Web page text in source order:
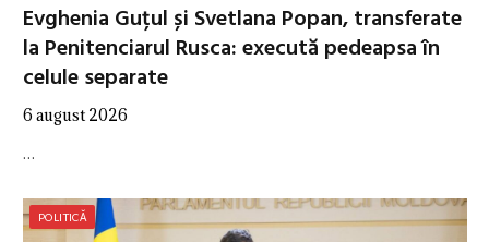
Evghenia Guțul și Svetlana Popan, transferate
la Penitenciarul Rusca: execută pedeapsa în
celule separate
6 august 2026
…
POLITICĂ